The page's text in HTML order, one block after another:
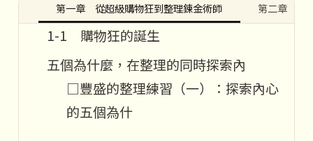
第一章 從超級購物狂到整理鍊金術師 第二章 踏
1-1 購物狂的誕生
五個為什麼，在整理的同時探索內
□豐盛的整理練習（一）：探索內心
的五個為什